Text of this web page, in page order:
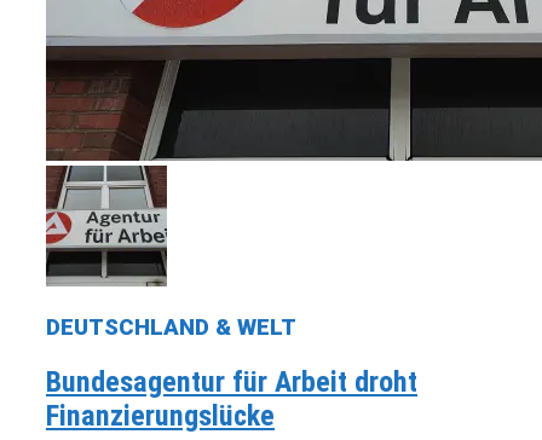
DEUTSCHLAND & WELT
Bundesagentur für Arbeit droht
Finanzierungslücke